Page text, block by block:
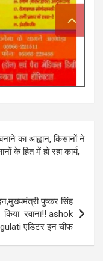
का आह्वान, किसानों ने
के हित में हो रहा कार्य,
पुष्कर सिंह
किया रवाना!! ashok
gulati एडिटर इन चीफ